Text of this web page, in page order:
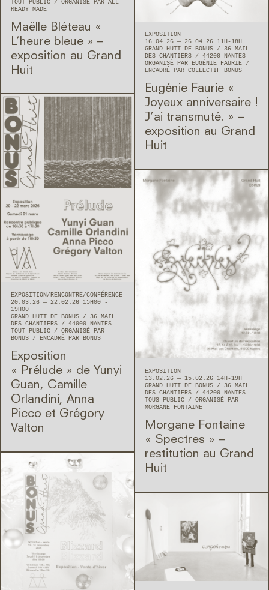
TOUT PUBLIC
ORGANISÉ PAR ALL
READY MADE
Maëlle Bléteau « ​
L’heure bleue » –
exposition au Grand
Huit
EXPOSITION
16.04.26 — 26.04.26 11H-18H
GRAND HUIT DE BONUS
36 MAIL
DES CHANTIERS
44200 NANTES
ORGANISÉ PAR EUGÉNIE FAURIE
ENCADRÉ PAR COLLECTIF BONUS
Eugénie Faurie « ​
Joyeux anniversaire !
J’ai transmuté. » –
exposition au Grand
Huit
EXPOSITION
RENCONTRE/CONFÉRENCE
20.03.26 — 22.02.26 15H00 -
19H00
GRAND HUIT DE BONUS
36 MAIL
DES CHANTIERS
44000 NANTES
TOUT PUBLIC
ORGANISÉ PAR
BONUS
ENCADRÉ PAR BONUS
Exposition
« Prélude » de Yunyi
Guan, Camille
Orlandini, Anna
Picco et Grégory
Valton
EXPOSITION
13.02.26 — 15.02.26 14H-19H
GRAND HUIT DE BONUS
36 MAIL
DES CHANTIERS
44200 NANTES
TOUS PUBLIC
ORGANISÉ PAR
MORGANE FONTAINE
Morgane Fontaine
« Spectres » –
restitution au Grand
Huit